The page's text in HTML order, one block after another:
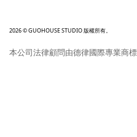
2026 © GUOHOUSE STUDIO 版權所有。
本公司法律顧問由德律國際專業商